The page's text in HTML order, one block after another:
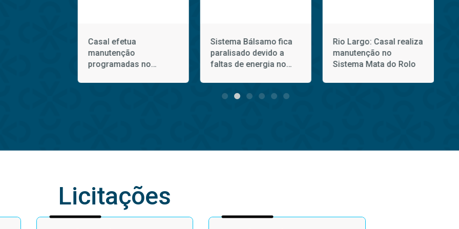
Casal efetua
manutenção
programadas no
Sistema Bálsamo fica
paralisado devido a
faltas de energia no
Rio Largo: Casal realiza
manutenção no
Sistema Mata do Rolo
Licitações